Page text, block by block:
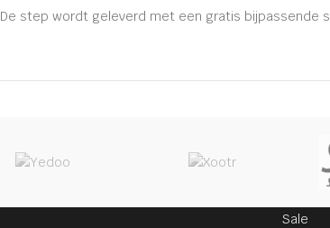
De step wordt geleverd met een gratis bijpassende
Sale